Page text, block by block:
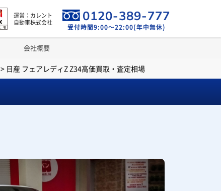
運営：カレント
自動車株式会社
0120-389-777
受付時間9:00～22:00(年中無休)
会社概要
日産 フェアレディZ Z34高価買取・査定相場